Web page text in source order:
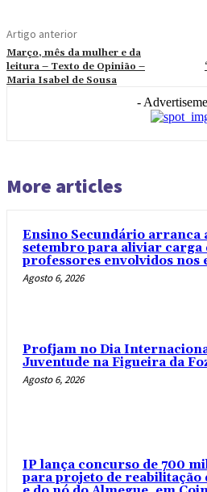
Artigo anterior
Março, mês da mulher e da
leitura – Texto de Opinião –
Maria Isabel de Sousa
-
More articles
Ensino Secundário arranca
setembro para aliviar carga
professores envolvidos nos
Agosto 6, 2026
Profjam no Dia
Juventude na Figueira da
Agosto 6, 2026
IP lança concurso de 700
para projeto de reabilitação